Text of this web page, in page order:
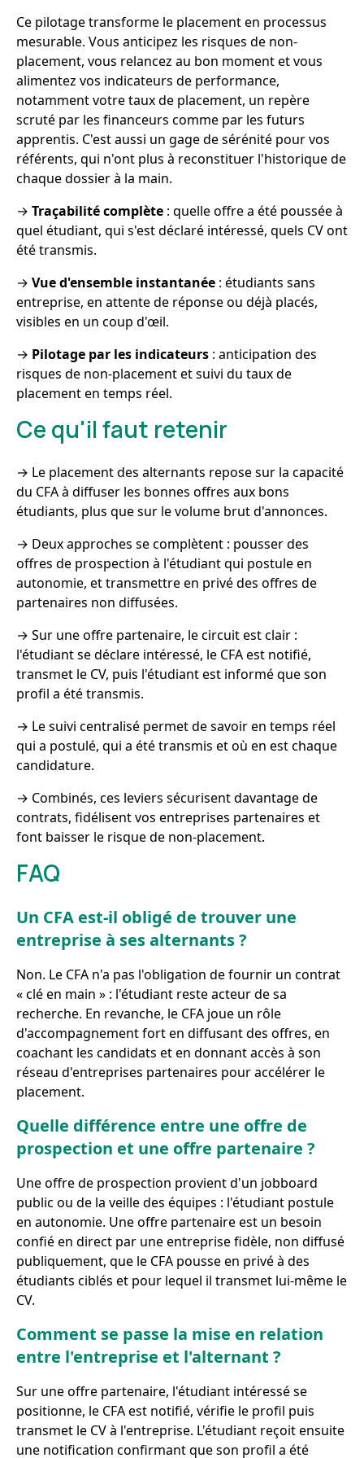
Ce pilotage transforme le placement en processus
mesurable. Vous anticipez les risques de non-
placement, vous relancez au bon moment et vous
alimentez vos indicateurs de performance,
notamment votre taux de placement, un repère
scruté par les financeurs comme par les futurs
apprentis. C'est aussi un gage de sérénité pour vos
référents, qui n'ont plus à reconstituer l'historique de
chaque dossier à la main.
→ Traçabilité complète : quelle offre a été poussée à
quel étudiant, qui s'est déclaré intéressé, quels CV ont
été transmis.
→ Vue d'ensemble instantanée : étudiants sans
entreprise, en attente de réponse ou déjà placés,
visibles en un coup d'œil.
→ Pilotage par les indicateurs : anticipation des
risques de non-placement et suivi du taux de
placement en temps réel.
Ce qu'il faut retenir
→ Le placement des alternants repose sur la capacité
du CFA à diffuser les bonnes offres aux bons
étudiants, plus que sur le volume brut d'annonces.
→ Deux approches se complètent : pousser des
offres de prospection à l'étudiant qui postule en
autonomie, et transmettre en privé des offres de
partenaires non diffusées.
→ Sur une offre partenaire, le circuit est clair :
l'étudiant se déclare intéressé, le CFA est notifié,
transmet le CV, puis l'étudiant est informé que son
profil a été transmis.
→ Le suivi centralisé permet de savoir en temps réel
qui a postulé, qui a été transmis et où en est chaque
candidature.
→ Combinés, ces leviers sécurisent davantage de
contrats, fidélisent vos entreprises partenaires et
font baisser le risque de non-placement.
FAQ
Un CFA est-il obligé de trouver une
entreprise à ses alternants ?
Non. Le CFA n'a pas l'obligation de fournir un contrat
« clé en main » : l'étudiant reste acteur de sa
recherche. En revanche, le CFA joue un rôle
d'accompagnement fort en diffusant des offres, en
coachant les candidats et en donnant accès à son
réseau d'entreprises partenaires pour accélérer le
placement.
Quelle différence entre une offre de
prospection et une offre partenaire ?
Une offre de prospection provient d'un jobboard
public ou de la veille des équipes : l'étudiant postule
en autonomie. Une offre partenaire est un besoin
confié en direct par une entreprise fidèle, non diffusé
publiquement, que le CFA pousse en privé à des
étudiants ciblés et pour lequel il transmet lui-même le
CV.
Comment se passe la mise en relation
entre l'entreprise et l'alternant ?
Sur une offre partenaire, l'étudiant intéressé se
positionne, le CFA est notifié, vérifie le profil puis
transmet le CV à l'entreprise. L'étudiant reçoit ensuite
une notification confirmant que son profil a été